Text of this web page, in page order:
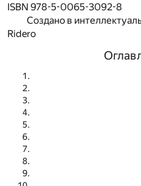
ISBN 978-5-0065-3092-8
Создано в
Ridero